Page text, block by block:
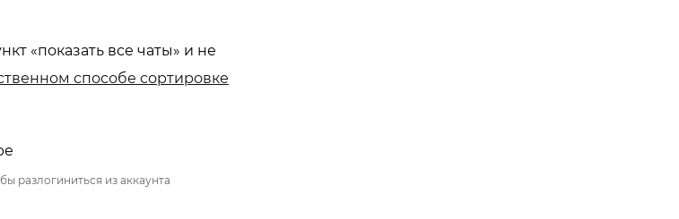
«показать все чаты» и не
способе сортировке
разлогиниться из аккаунта